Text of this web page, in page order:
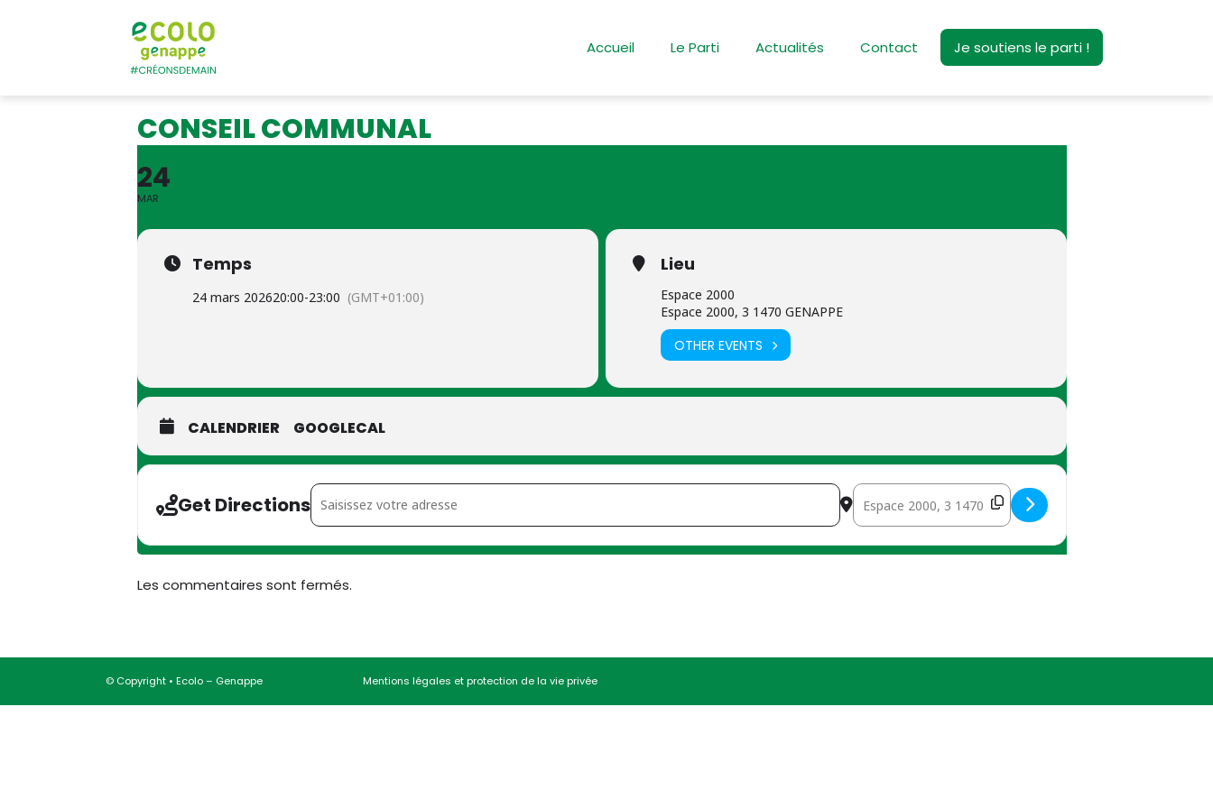
Accueil Le Parti Actualités Contact Je soutiens le parti !
CONSEIL COMMUNAL
24
MAR
Temps
24 mars 202620:00-23:00 (GMT+01:00)
Lieu
Espace 2000
Espace 2000, 3 1470 GENAPPE
OTHER EVENTS
CALENDRIER GOOGLECAL
Get DirectionsAddress - Conseil communal [5mx05XfNt] Destination Address - Conseil communal [VEzD8Yi2o]
Les commentaires sont fermés.
© Copyright • Ecolo – Genappe Mentions légales et protection de la vie privée